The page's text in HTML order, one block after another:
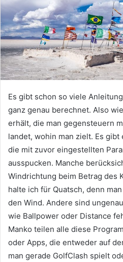
Es gibt schon so viele
ganz genau berechnet. Also
erhält, die man gegensteuern
landet, wohin man zielt. Es
die mit zuvor eingestellten
ausspucken. Manche
Windrichtung beim Betrag des
halte ich für Quatsch, denn
den Wind. Andere sind
wie Ballpower oder Distance
Manko teilen alle diese
oder Apps, die entweder auf
man gerade GolfClash spielt